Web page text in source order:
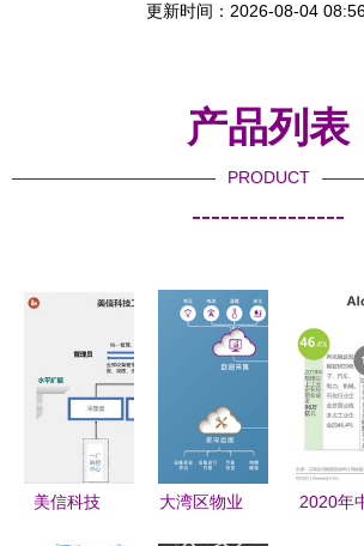
更新时间：2026-08-04
产品列表
PRODUCT
----------------
美信科技
大湾区物业
2020年